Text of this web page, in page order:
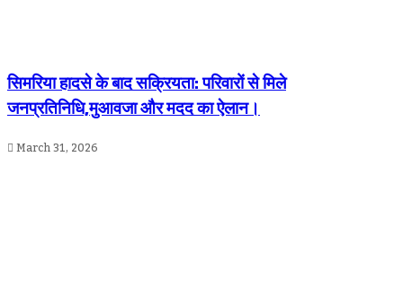
सिमरिया हादसे के बाद सक्रियता: परिवारों से मिले
जनप्रतिनिधि,मुआवजा और मदद का ऐलान।
March 31, 2026